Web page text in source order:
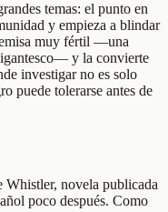
temas: el punto en
y empieza a blindar
muy fértil —una
y la convierte
investigar no es solo
puede tolerarse antes de
Whistler, novela publicada
poco después. Como